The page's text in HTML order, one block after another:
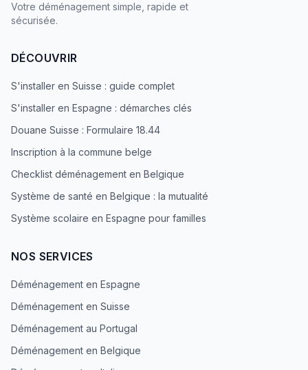
Votre déménagement simple, rapide et
sécurisée.
DÉCOUVRIR
S'installer en Suisse : guide complet
S'installer en Espagne : démarches clés
Douane Suisse : Formulaire 18.44
Inscription à la commune belge
Checklist déménagement en Belgique
Système de santé en Belgique : la mutualité
Système scolaire en Espagne pour familles
NOS SERVICES
Déménagement en Espagne
Déménagement en Suisse
Déménagement au Portugal
Déménagement en Belgique